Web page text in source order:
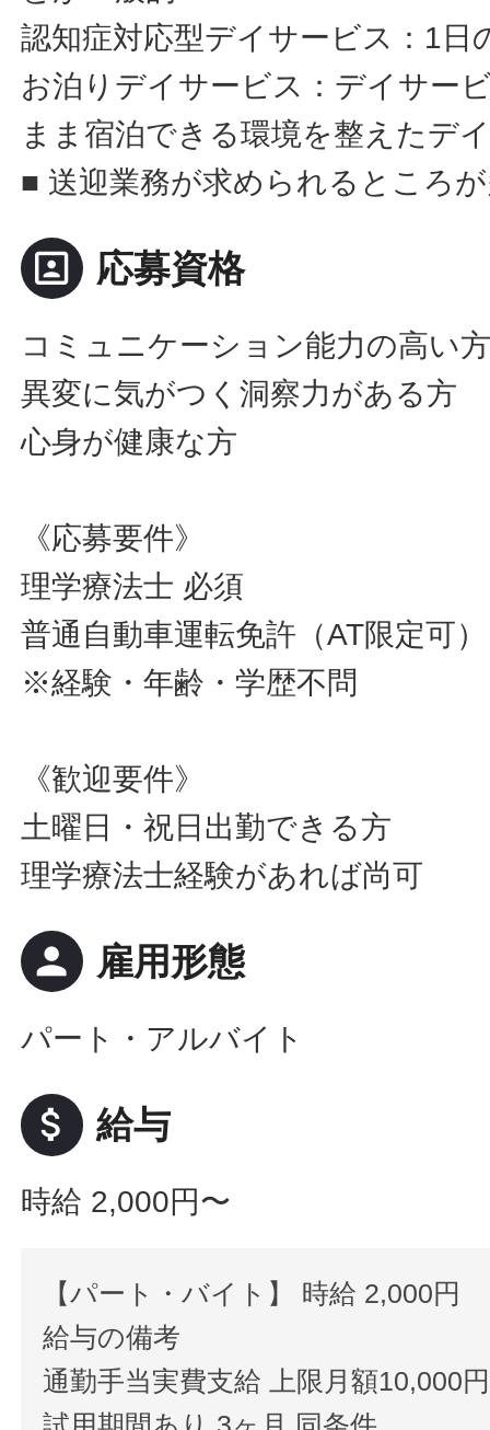
認知症対応型デイサービス：1日
お泊りデイサービス：デイサー
まま宿泊できる環境を整えたデ
■ 送迎業務が求められるところ
portrait 応募資格
コミュニケーション能力の高い
異変に気がつく洞察力がある方
心身が健康な方
《応募要件》
理学療法士 必須
普通自動車運転免許（AT限定可）
※経験・年齢・学歴不問
《歓迎要件》
土曜日・祝日出勤できる方
理学療法士経験があれば尚可
person 雇用形態
パート・アルバイト
attach_money 給与
時給 2,000円〜
【パート・バイト】 時給 2,000円
給与の備考
通勤手当実費支給 上限月額10,000円